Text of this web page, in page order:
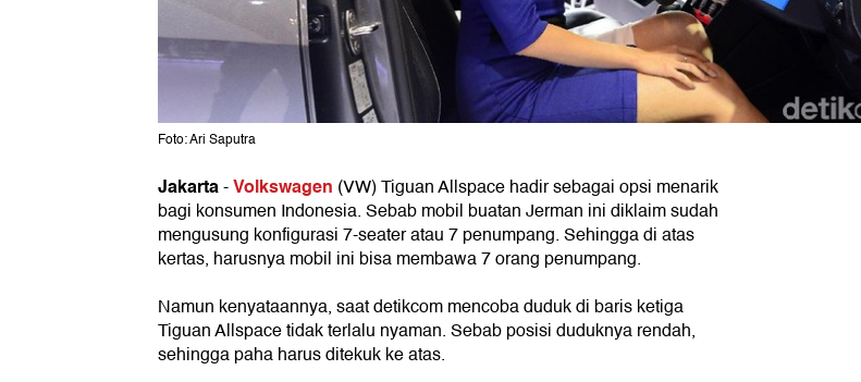
Foto: Ari Saputra
Jakarta-Volkswagen (VW) Tiguan Allspace hadir sebagai opsi menarik
bagi konsumen Indonesia. Sebab mobil buatan Jerman ini diklaim sudah
mengusung konfigurasi 7-seater atau 7 penumpang. Sehingga di atas
kertas, harusnya mobil ini bisa membawa 7 orang penumpang.
Namun kenyataannya, saat detikcom mencoba duduk di baris ketiga
Tiguan Allspace tidak terlalu nyaman. Sebab posisi duduknya rendah,
sehingga paha harus ditekuk ke atas.